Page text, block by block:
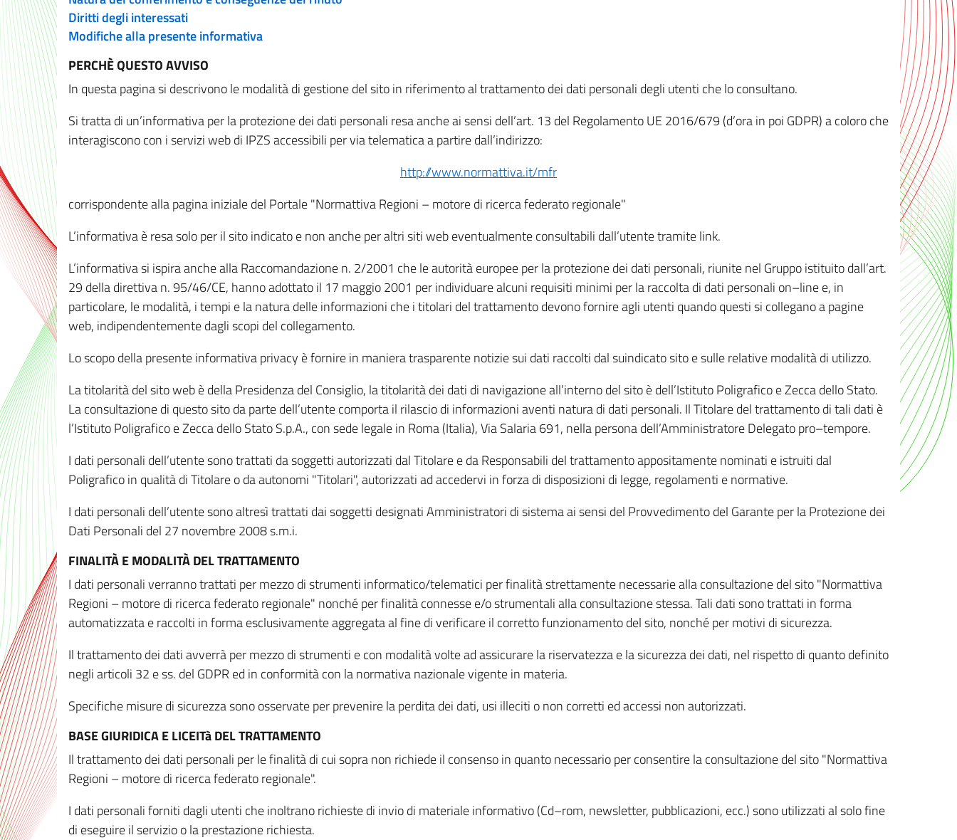
Diritti degli interessati
Modifiche alla presente informativa
PERCHÈ QUESTO AVVISO
In questa pagina si descrivono le modalità di gestione del sito in riferimento al trattamento dei dati personali degli utenti che lo consultano.
Si tratta di un’informativa per la protezione dei dati personali resa anche ai sensi dell’art. 13 del Regolamento UE 2016/679 (d’ora in poi GDPR) a coloro che
interagiscono con i servizi web di IPZS accessibili per via telematica a partire dall’indirizzo:
http://www.normattiva.it/mfr
corrispondente alla pagina iniziale del Portale "Normattiva Regioni – motore di ricerca federato regionale"
L’informativa è resa solo per il sito indicato e non anche per altri siti web eventualmente consultabili dall’utente tramite link.
L’informativa si ispira anche alla Raccomandazione n. 2/2001 che le autorità europee per la protezione dei dati personali, riunite nel Gruppo istituito dall’art.
29 della direttiva n. 95/46/CE, hanno adottato il 17 maggio 2001 per individuare alcuni requisiti minimi per la raccolta di dati personali on–line e, in
particolare, le modalità, i tempi e la natura delle informazioni che i titolari del trattamento devono fornire agli utenti quando questi si collegano a pagine
web, indipendentemente dagli scopi del collegamento.
Lo scopo della presente informativa privacy è fornire in maniera trasparente notizie sui dati raccolti dal suindicato sito e sulle relative modalità di utilizzo.
La titolarità del sito web è della Presidenza del Consiglio, la titolarità dei dati di navigazione all’interno del sito è dell’Istituto Poligrafico e Zecca dello Stato.
La consultazione di questo sito da parte dell’utente comporta il rilascio di informazioni aventi natura di dati personali. Il Titolare del trattamento di tali dati è
l’Istituto Poligrafico e Zecca dello Stato S.p.A., con sede legale in Roma (Italia), Via Salaria 691, nella persona dell’Amministratore Delegato pro–tempore.
I dati personali dell’utente sono trattati da soggetti autorizzati dal Titolare e da Responsabili del trattamento appositamente nominati e istruiti dal
Poligrafico in qualità di Titolare o da autonomi "Titolari", autorizzati ad accedervi in forza di disposizioni di legge, regolamenti e normative.
I dati personali dell’utente sono altresì trattati dai soggetti designati Amministratori di sistema ai sensi del Provvedimento del Garante per la Protezione dei
Dati Personali del 27 novembre 2008 s.m.i.
FINALITÀ E MODALITÀ DEL TRATTAMENTO
I dati personali verranno trattati per mezzo di strumenti informatico/telematici per finalità strettamente necessarie alla consultazione del sito "Normattiva
Regioni – motore di ricerca federato regionale" nonché per finalità connesse e/o strumentali alla consultazione stessa. Tali dati sono trattati in forma
automatizzata e raccolti in forma esclusivamente aggregata al fine di verificare il corretto funzionamento del sito, nonché per motivi di sicurezza.
Il trattamento dei dati avverrà per mezzo di strumenti e con modalità volte ad assicurare la riservatezza e la sicurezza dei dati, nel rispetto di quanto definito
negli articoli 32 e ss. del GDPR ed in conformità con la normativa nazionale vigente in materia.
Specifiche misure di sicurezza sono osservate per prevenire la perdita dei dati, usi illeciti o non corretti ed accessi non autorizzati.
BASE GIURIDICA E LICEITà DEL TRATTAMENTO
Il trattamento dei dati personali per le finalità di cui sopra non richiede il consenso in quanto necessario per consentire la consultazione del sito "Normattiva
Regioni – motore di ricerca federato regionale".
I dati personali forniti dagli utenti che inoltrano richieste di invio di materiale informativo (Cd–rom, newsletter, pubblicazioni, ecc.) sono utilizzati al solo fine
di eseguire il servizio o la prestazione richiesta.